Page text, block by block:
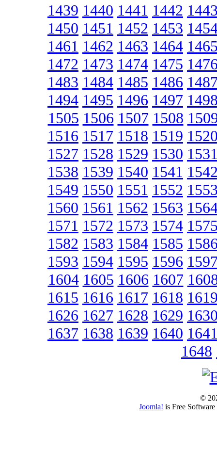
1439 1440 1441 1442
1450 1451 1452 1453
1461 1462 1463 1464
1472 1473 1474 1475
1483 1484 1485 1486
1494 1495 1496 1497
1505 1506 1507 1508
1516 1517 1518 1519
1527 1528 1529 1530
1538 1539 1540 1541
1549 1550 1551 1552
1560 1561 1562 1563
1571 1572 1573 1574
1582 1583 1584 1585
1593 1594 1595 1596
1604 1605 1606 1607
1615 1616 1617 1618
1626 1627 1628 1629
1637 1638 1639 1640
1648
©
Joomla! is Free